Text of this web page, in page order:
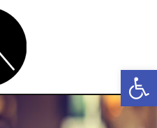
פתח סרגל נגישות